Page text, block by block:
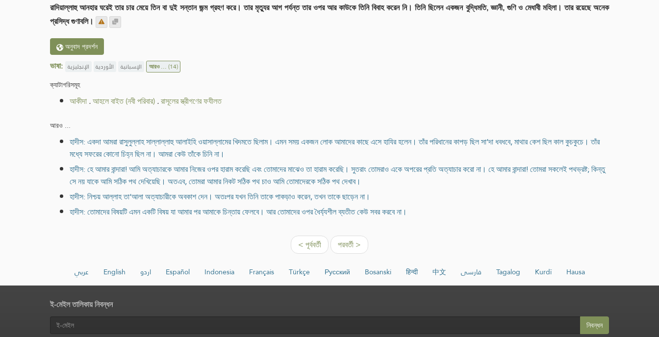
রাদিয়াল্লাহু আনহার ঘরেই তার চার মেয়ে তিন বা দুই সন্তান জন্ম গ্রহণ করে। তার মৃত্যুর আগ পর্যন্ত তার ওপর আর কাউকে তিনি বিবাহ করেন নি। তিনি ছিলেন একজন বুদ্ধিমতি, জ্ঞানী, গুণি ও মেধাবী মহিলা। তার রয়েছে অনেক
প্রসিদ্ধ গুণাবলি।
অনুবাদ প্রদর্শন
ভাষা: الإنجليزية الأوردية الإسبانية আরও ...(14)
ক্যাটাগরিসমূহ
আকীদা.আহলে বাইত (নবী পরিবার).রাসূলের স্ত্রীগণের ফযীলত
আরও ...
হাদীস: একদা আমরা রাসুলুল্লাহ সাল্লাল্লাহু আলাইহি ওয়াসাল্লামের খিদমতে ছিলাম। এমন সময় একজন লোক আমাদের কাছে এসে হাযির হলেন। তাঁর পরিধানের কাপড় ছিল সা’দা ধবধবে, মাথার কেশ ছিল কাল কুচকুচে। তাঁর
মধ্যে সফরের কোনো চিহ্ন ছিল না। আমরা কেউ তাঁকে চিনি না।
হাদীস: হে আমার বান্দারা! আমি অত্যাচারকে আমার নিজের ওপর হারাম করেছি এবং তোমাদের মাঝেও তা হারাম করেছি। সুতরাং তোমরাও একে অপরের প্রতি অত্যাচার করো না। হে আমার বান্দারা! তোমরা সকলেই পথভ্রষ্ট; কিন্তু
সে নয় যাকে আমি সঠিক পথ দেখিয়েছি। অতএব, তোমরা আমার নিকট সঠিক পথ চাও আমি তোমাদেরকে সঠিক পথ দেখাব।
হাদীস: নিশ্চয় আল্লাহ তা‘আলা অত্যাচারীকে অবকাশ দেন। অতঃপর যখন তিনি তাকে পাকড়াও করেন, তখন তাকে ছাড়েন না।
হাদীস: তোমাদের বিষয়টি এমন একটি বিষয় যা আমার পর আমাকে চিন্তায় ফেলবে। আর তোমাদের ওপর ধৈর্য্যশীল ব্যতীত কেউ সবর করবে না।
< পূর্ববর্তী পরবর্তী >
عربي English اردو Español Indonesia Français Türkçe Русский Bosanski हिन्दी 中文 فارسی Tagalog Kurdî Hausa
ই-মেইল তালিকায় নিবন্ধন
নিবন্ধন